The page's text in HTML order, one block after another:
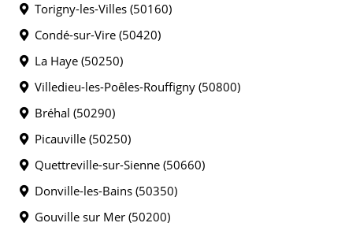
Torigny-les-Villes (50160)
Condé-sur-Vire (50420)
La Haye (50250)
Villedieu-les-Poêles-Rouffigny (50800)
Bréhal (50290)
Picauville (50250)
Quettreville-sur-Sienne (50660)
Donville-les-Bains (50350)
Gouville sur Mer (50200)